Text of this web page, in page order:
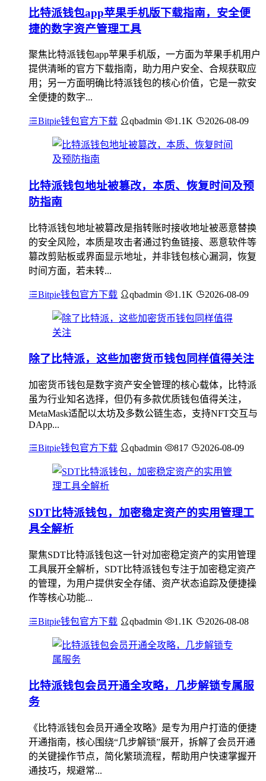
比特派钱包app苹果手机版下载指南，安全便
捷的数字资产管理工具
聚焦比特派钱包app苹果手机版，一方面为苹果手机用户
提供清晰的官方下载指南，助力用户安全、合规获取应
用；另一方面明确比特派钱包的核心价值，它是一款安
全便捷的数字...
Bitpie钱包官方下载 qbadmin 1.1K 2026-08-09
比特派钱包地址被篡改，本质、恢复时间及预
防指南
比特派钱包地址被篡改是指转账时接收地址被恶意替换
的安全风险，本质是攻击者通过钓鱼链接、恶意软件等
篡改剪贴板或界面显示地址，并非钱包核心漏洞，恢复
时间方面，若未转...
Bitpie钱包官方下载 qbadmin 1.1K 2026-08-09
除了比特派，这些加密货币钱包同样值得关注
加密货币钱包是数字资产安全管理的核心载体，比特派
虽为行业知名选择，但仍有多款优质钱包值得关注，
MetaMask适配以太坊及多数公链生态，支持NFT交互与
DApp...
Bitpie钱包官方下载 qbadmin 817 2026-08-09
SDT比特派钱包，加密稳定资产的实用管理工
具全解析
聚焦SDT比特派钱包这一针对加密稳定资产的实用管理
工具展开全解析，SDT比特派钱包专注于加密稳定资产
的管理，为用户提供安全存储、资产状态追踪及便捷操
作等核心功能...
Bitpie钱包官方下载 qbadmin 1.1K 2026-08-08
比特派钱包会员开通全攻略，几步解锁专属服
务
《比特派钱包会员开通全攻略》是专为用户打造的便捷
开通指南，核心围绕“几步解锁”展开，拆解了会员开通
的关键操作节点，简化繁琐流程，帮助用户快速掌握开
通技巧，规避常...